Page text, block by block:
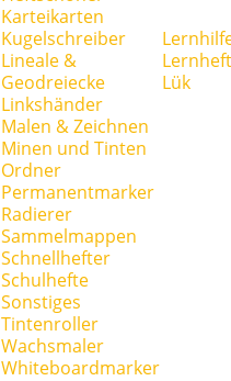
Karteikarten
Kugelschreiber
Lineale &
Geodreiecke
Linkshänder
Malen & Zeichnen
Minen und Tinten
Ordner
Permanentmarker
Radierer
Sammelmappen
Schnellhefter
Schulhefte
Sonstiges
Tintenroller
Wachsmaler
Whiteboardmarker
Lük